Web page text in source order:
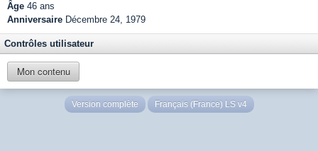
Âge 46 ans
Anniversaire Décembre 24, 1979
Contrôles utilisateur
Mon contenu
Version complète Français (France) LS v4